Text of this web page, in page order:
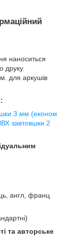
наноситься
друку.
для аркушів
3 мм (економ
завтовшки 2
англ, франц
та авторське